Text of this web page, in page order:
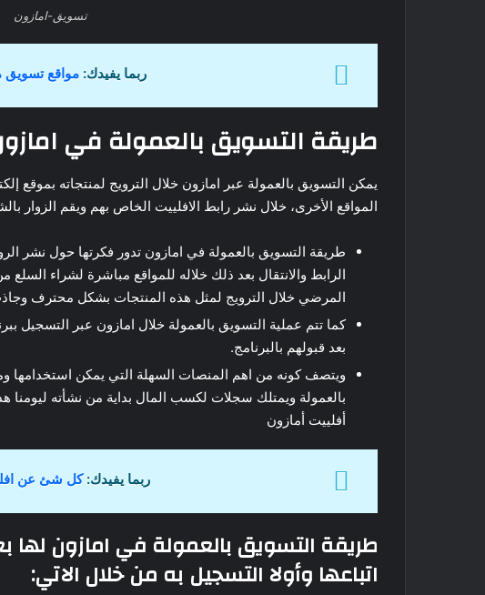
تسويق-امازون
ربما يفيدك:مواقع تسويق
طريقة التسويق بالعمولة في
يمكن التسويق بالعمولة عبر امازون خلال الترويج لمنتجاته بموقع
المواقع الأخرى، خلال نشر رابط الافلييت الخاص بهم ويقم الزوار
طريقة التسويق بالعمولة في امازون تدور فكرتها حول نشر
الرابط والانتقال بعد ذلك خلاله للمواقع مباشرة لشراء
المرضي خلال الترويج لمثل هذه المنتجات بشكل محترف
كما تتم عملية التسويق بالعمولة خلال امازون عبر التسجيل
بعد قبولهم بالبرنامج.
ويتصف كونه من اهم المنصات السهلة التي يمكن استخدامها
بالعمولة ويمتلك سجلات لكسب المال بداية من نشأته ليومنا
أفلييت أمازون
ربما يفيدك:كل شئ عن
طريقة التسويق بالعمولة في امازون
اتباعها وأولا التسجيل به من خلال الاتي: